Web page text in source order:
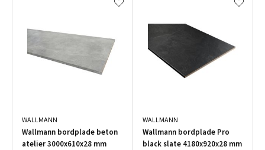
WALLMANN
Wallmann bordplade beton
atelier 3000x610x28 mm
WALLMANN
Wallmann bordplade Pro
black slate 4180x920x28 mm